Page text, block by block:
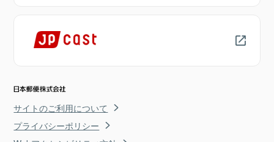
サイトのご利用について
プライバシーポリシー